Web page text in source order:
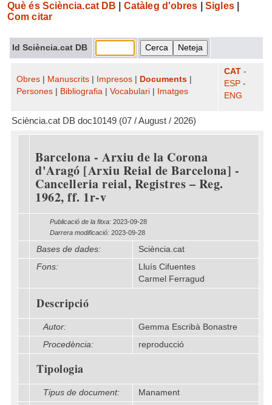
Què és Sciència.cat DB Catàleg d'obres Sigles|
Com citar
Id Sciència.cat DB
Obres Manuscrits Impresos Documents
Persones
Bibliografia Vocabulari Imatges
CAT -
ESP -
ENG
Sciència.cat DB doc10149 (07 / August / 2026)
Barcelona - Arxiu de la Corona
d'Aragó [Arxiu Reial de Barcelona] -
Cancelleria reial, Registres – Reg.
1962, ff. 1r-v
Publicació de la fitxa: 2023-09-28
Darrera modificació: 2023-09-28
Bases de dades:
Sciència.cat
Fons:
Lluís Cifuentes
Carmel Ferragud
Descripció
Autor:
Gemma Escribà Bonastre
Procedència:
reproducció
Tipologia
Tipus de document:
Manament